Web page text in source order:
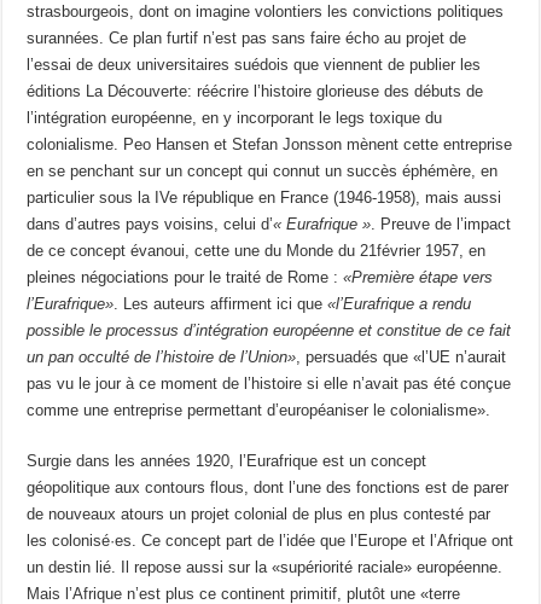
strasbourgeois, dont on imagine volontiers les convictions politiques
surannées. Ce plan furtif n’est pas sans faire écho au projet de
l’essai de deux universitaires suédois que viennent de publier les
éditions La Découverte: réécrire l’histoire glorieuse des débuts de
l’intégration européenne, en y incorporant le legs toxique du
colonialisme. Peo Hansen et Stefan Jonsson mènent cette entreprise
en se penchant sur un concept qui connut un succès éphémère, en
particulier sous la IVe république en France (1946-1958), mais aussi
dans d’autres pays voisins, celui d’« Eurafrique » . Preuve de l’impact
de ce concept évanoui, cette une du Monde du 21février 1957, en
pleines négociations pour le traité de Rome :«Première étape vers
l’Eurafrique» . Les auteurs affirment ici que«l’Eurafrique a rendu
possible le processus d’intégration européenne et constitue de ce fait
un pan occulté de l’histoire de l’Union» , persuadés que «l’UE n’aurait
pas vu le jour à ce moment de l’histoire si elle n’avait pas été conçue
comme une entreprise permettant d’européaniser le colonialisme».
Surgie dans les années 1920, l’Eurafrique est un concept
géopolitique aux contours flous, dont l’une des fonctions est de parer
de nouveaux atours un projet colonial de plus en plus contesté par
les colonisé·es. Ce concept part de l’idée que l’Europe et l’Afrique ont
un destin lié. Il repose aussi sur la «supériorité raciale» européenne.
Mais l’Afrique n’est plus ce continent primitif, plutôt une «terre